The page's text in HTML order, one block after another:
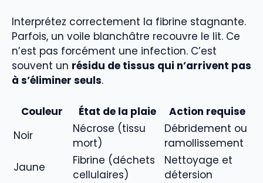
Interprétez correctement la fibrine stagnante.
Parfois, un voile blanchâtre recouvre le lit. Ce
n’est pas forcément une infection. C’est
souvent un résidu de tissus qui n’arrivent pas
à s’éliminer seuls.
Couleur État de la plaie
Action requise
Noir
Nécrose (tissu
mort)
Débridement ou
ramollissement
Jaune
Fibrine (déchets
cellulaires)
Nettoyage et
détersion